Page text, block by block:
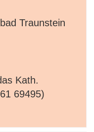
Traunstein
Kath.
69495)